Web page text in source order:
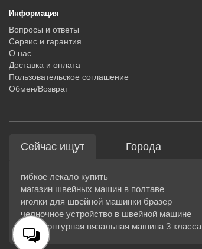
Информация
Вопросы и ответы
Сервис и гарантия
О нас
Доставка и оплата
Пользовательское соглашение
Обмен/Возврат
Сейчас ищут Города
гибкое лекало купить
магазин швейных машин в полтаве
иголки для швейной машинки бразер
челночное устройство в швейной машине
двухфонтурная вязальная машина 3 класса